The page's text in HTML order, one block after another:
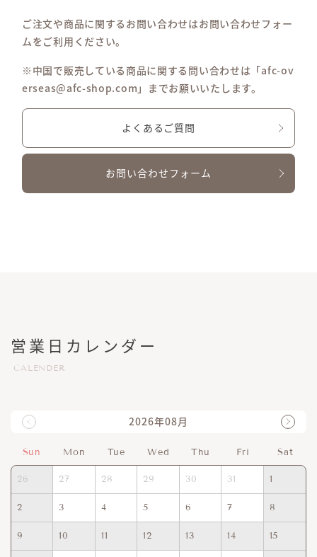
ご注文や商品に関するお問い合わせはお問い合わせフォー
ムをご利用ください。
※中国で販売している商品に関する問い合わせは「afc-ov
erseas@afc-shop.com」までお願いいたします。
よくあるご質問
お問い合わせフォーム
営業日カレンダー
CALENDER
2026年08月
Sun Mon Tue Wed Thu Fri Sat
26 27 28 29 30 31 1
2 3 4 5 6 7 8
9 10 11 12 13 14 15